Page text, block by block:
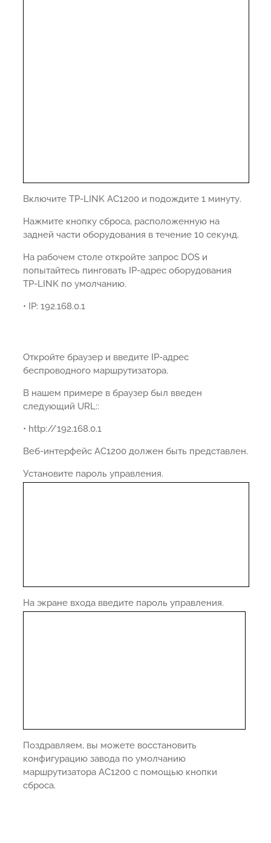
Включите TP-LINK AC1200 и подождите 1 минуту.
Нажмите кнопку сброса, расположенную на
задней части оборудования в течение 10 секунд.
На рабочем столе откройте запрос DOS и
попытайтесь пинговать IP-адрес оборудования
TP-LINK по умолчанию.
• IP: 192.168.0.1
Откройте браузер и введите IP-адрес
беспроводного маршрутизатора.
В нашем примере в браузер был введен
следующий URL::
• http://192.168.0.1
Веб-интерфейс AC1200 должен быть представлен.
Установите пароль управления.
На экране входа введите пароль управления.
Поздравляем, вы можете восстановить
конфигурацию завода по умолчанию
маршрутизатора AC1200 с помощью кнопки
сброса.